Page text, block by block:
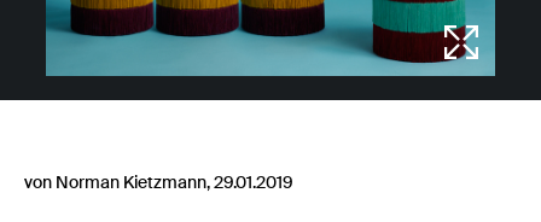
von Norman Kietzmann, 29.01.2019